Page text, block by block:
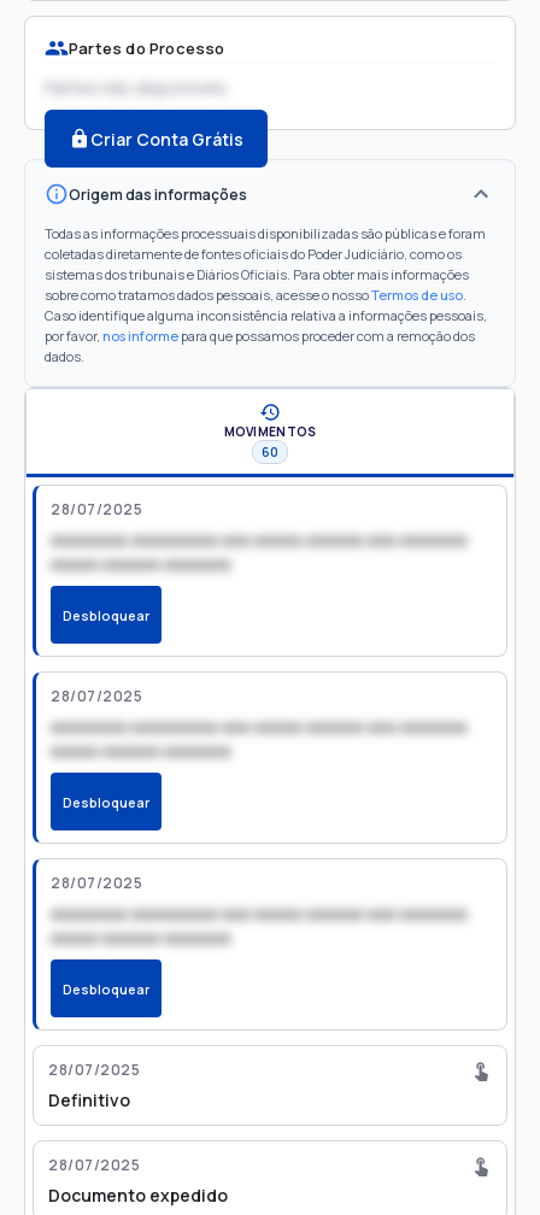
Partes do Processo
Partes não disponíveis
Criar Conta Grátis
Origem das informações
Todas as informações processuais disponibilizadas são públicas e foram
coletadas diretamente de fontes oficiais do Poder Judiciário, como os
sistemas dos tribunais e Diários Oficiais. Para obter mais informações
sobre como tratamos dados pessoais, acesse o nossoTermos de uso.
Caso identifique alguma inconsistência relativa a informações pessoais,
por favor, nos informe para que possamos proceder com a remoção dos
dados.
MOVIMENTOS
60
28/07/2025
xxxxxxxx xxxxxxxxx xxx xxxxx xxxxxx xxx xxxxxxx
xxxxx xxxxxx xxxxxxx
Desbloquear
28/07/2025
xxxxxxxx xxxxxxxxx xxx xxxxx xxxxxx xxx xxxxxxx
xxxxx xxxxxx xxxxxxx
Desbloquear
28/07/2025
xxxxxxxx xxxxxxxxx xxx xxxxx xxxxxx xxx xxxxxxx
xxxxx xxxxxx xxxxxxx
Desbloquear
28/07/2025
Definitivo
28/07/2025
Documento expedido